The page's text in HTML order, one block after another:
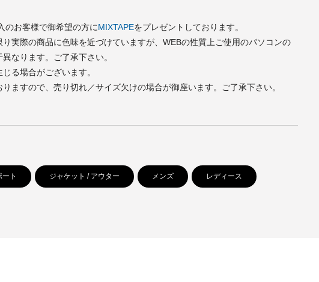
のお客様で御希望の方にMIXTAPEをプレゼントしております。
り実際の商品に色味を近づけていますが、WEBの性質上ご使用のパソコンの
なります。ご了承下さい。
る場合がございます。
りますので、売り切れ／サイズ欠けの場合が御座います。ご了承下さい。
ト ジャケット / アウター メンズ レディース